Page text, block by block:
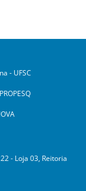
- UFSC
- Loja 03, Reitoria